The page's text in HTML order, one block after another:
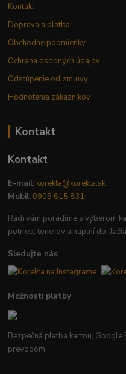
Kontakt
Doprava a platba
Obchodné podmienky
Ochrana osobných údajov
Odstúpenie od zmluvy
Hodnotenia zákazníkov
Kontakt
Kontakt
E-mail: korekta@korekta.sk
Mobil: 0905 615 831
Radi vám poradíme s výberom
potrieb, tonerov a náplní do
Sledujte nás
Možnosti platby
Bezpečná platba kartou, Google
prevodom.